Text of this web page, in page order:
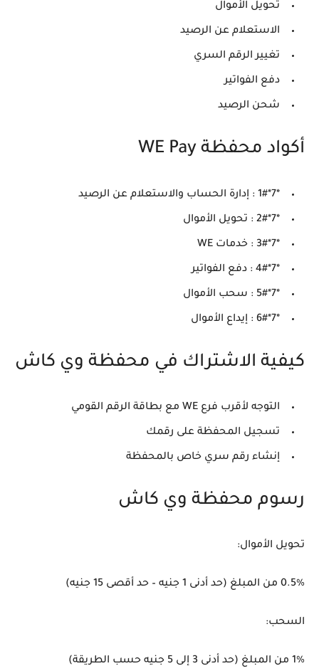
تحويل الأموال
الاستعلام عن الرصيد
تغيير الرقم السري
دفع الفواتير
شحن الرصيد
أكواد محفظة WE Pay
*7*1# : إدارة الحساب والاستعلام عن الرصيد
*7*2# : تحويل الأموال
*7*3# : خدمات WE
*7*4# : دفع الفواتير
*7*5# : سحب الأموال
*7*6# : إيداع الأموال
كيفية الاشتراك في محفظة وي كاش
التوجه لأقرب فرع WE مع بطاقة الرقم القومي
تسجيل المحفظة على رقمك
إنشاء رقم سري خاص بالمحفظة
رسوم محفظة وي كاش
تحويل الأموال:
0.5% من المبلغ (حد أدنى 1 جنيه – حد أقصى 15 جنيه)
السحب:
1% من المبلغ (حد أدنى 3 إلى 5 جنيه حسب الطريقة)